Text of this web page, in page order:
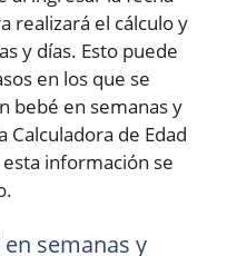
realizará el cálculo y
y días. Esto puede
en los que se
bebé en semanas y
Calculadora de Edad
información se
semanas y